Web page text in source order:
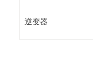
逆变器